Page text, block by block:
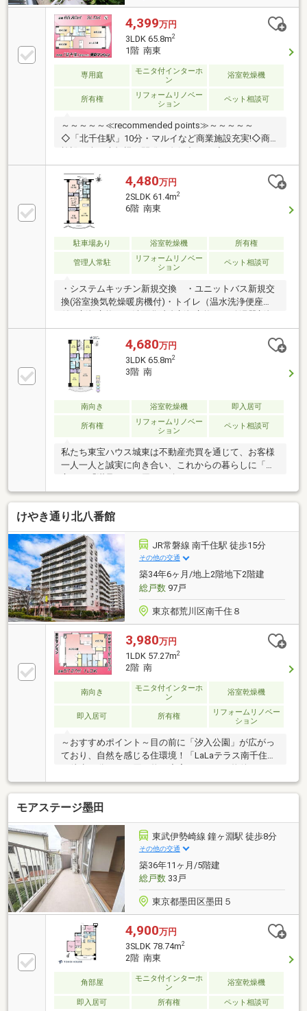
4,399万円
3LDK 65.8m2
1階 南東
専用庭
モニタ付インターホ
ン
浴室乾燥機
所有権
リフォームリノベー
ション
ペット相談可
～～～～～≪recommended points≫～～～～～
◇「北千住駅」10分・マルイなど商業施設充実!◇商業
施設を含む大規模再開発が進行中です!◇65.80㎡・リ
ビングは南東向き・14畳です!◇在宅ワークにも便利な
デスクスペース付き!◇ペットOK・緑豊かな専用庭付
きのお部屋です!～～～～～～～～～～～～～～～～～
～～～～～◆頭金0円から購入可!長期低金利50年ロー
ン!◆提携銀行多数、住宅ローンご相談下さい!◆車で
まとめてご案内!自宅まで送迎も可!◆年中無休!即日対
応させていただきます!◆5000円QUOプレゼントキャ
ンペーン♪◆フジテレビ等でCM放映♪
4,480万円
2SLDK 61.4m2
6階 南東
駐車場あり 浴室乾燥機 所有権
管理人常駐
リフォームリノベー
ション
ペット相談可
・システムキッチン新規交換 ・ユニットバス新規交
換(浴室換気乾燥暖房機付)・トイレ（温水洗浄便座
付）新規交換 ・洗面化粧台新規交換 ・給湯器新規
交換・配管交換 ・フローリング張替え ・全室クロ
ス貼替 ・建具交換 ・玄関収納設置■敷地内に公
園・テニスコートあり■南西向きバルコニー ■宅配ボ
ックス■保育園・小学校まで徒歩３分圏内■ローソン Ｈ
足立千住関屋町店まで徒歩４分(約280m)■ダイエー 千
寿曙町店まで徒歩９分(約690m)■せきや保育園まで徒
歩３分(約190m)■足立区立千寿第八小学校まで徒歩２
分(約100m)■愛里病院まで徒歩７分（約500ｍ）
4,680万円
3LDK 65.8m2
3階 南
南向き 浴室乾燥機 即入居可
所有権
リフォームリノベー
ション
ペット相談可
私たち東宝ハウス城東は不動産売買を通じて、お客様
一人一人と誠実に向き合い、これからの暮らしに「安
心」と「満足」をお届けし続けていきます。
けやき通り北八番館
JR常磐線 南千住駅 徒歩15分
その他の交通
築34年6ヶ月/地上2階地下2階建
総戸数97戸
東京都荒川区南千住８
3,980万円
1LDK 57.27m2
2階 南
南向き
モニタ付インターホ
ン
浴室乾燥機
即入居可 所有権
リフォームリノベー
ション
～おすすめポイント～目の前に「汐入公園」が広がっ
ており、自然を感じる住環境！「LaLaテラス南千住」
も徒歩10分で、お買い物も充実します！～物件スペッ
ク～◆1992年築・新耐震基準◆住宅ローン減税対象
◆JR等3路線「南千住」駅 徒歩15分◆1LDK 専有面積
57.27㎡◆2017年フルリフォーム済◆キッチンにはIH
コンロ完備～当社の強み～◆頭金0円から購入可!長期
低金利50年ローン◆提携銀行多数、住宅ローンご相談
下さい◆車でまとめてご案内!自宅まで送迎も可
モアステージ墨田
東武伊勢崎線 鐘ヶ淵駅 徒歩8分
その他の交通
築36年11ヶ月/5階建
総戸数33戸
東京都墨田区墨田５
4,900万円
3SLDK 78.74m2
2階 南東
角部屋
モニタ付インターホ
ン
浴室乾燥機
即入居可 所有権 ペット相談可